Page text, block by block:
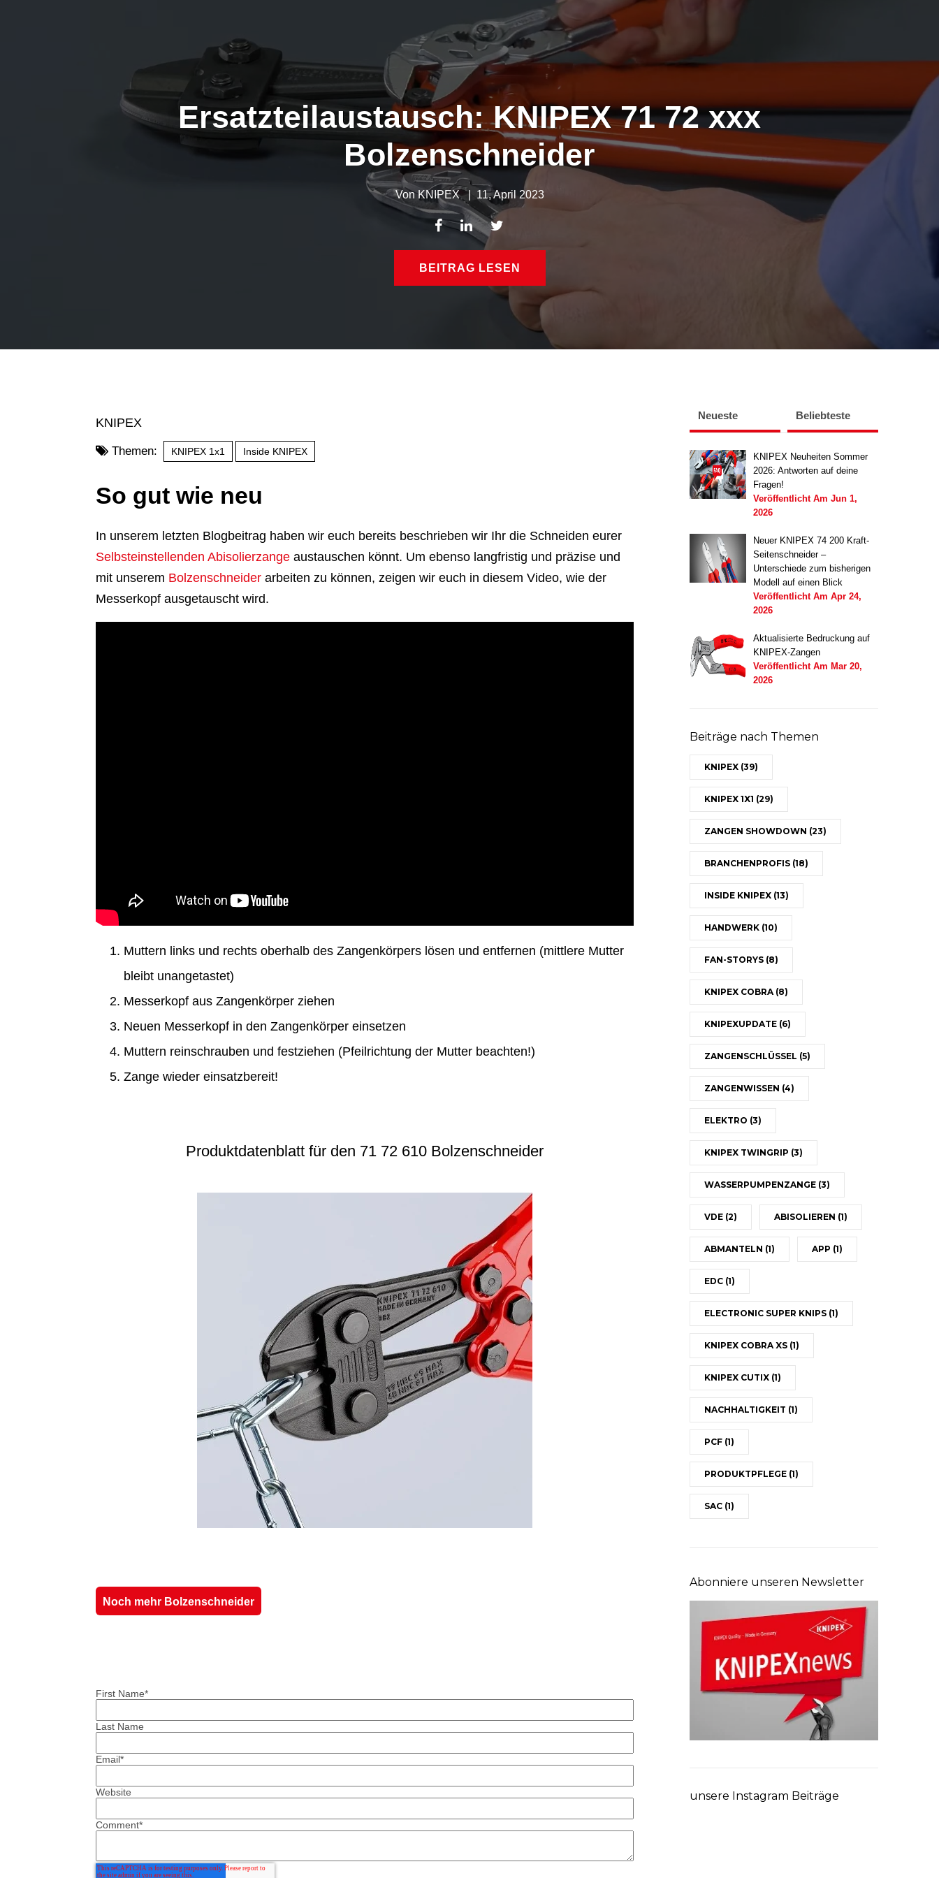
Ersatzteilaustausch: KNIPEX 71 72 xxx
Bolzenschneider
VonKNIPEX| 11, April 2023
BEITRAG LESEN
KNIPEX
Themen: KNIPEX 1x1 Inside KNIPEX
So gut wie neu
In unserem letzten Blogbeitrag haben wir euch bereits beschrieben wir Ihr die Schneiden eurer
Selbsteinstellenden Abisolierzange austauschen könnt. Um ebenso langfristig und präzise und
mit unserem Bolzenschneider arbeiten zu können, zeigen wir euch in diesem Video, wie der
Messerkopf ausgetauscht wird.
Muttern links und rechts oberhalb des Zangenkörpers lösen und entfernen (mittlere Mutter
bleibt unangetastet)
Messerkopf aus Zangenkörper ziehen
Neuen Messerkopf in den Zangenkörper einsetzen
Muttern reinschrauben und festziehen (Pfeilrichtung der Mutter beachten!)
Zange wieder einsatzbereit!
Produktdatenblatt für den 71 72 610 Bolzenschneider
Noch mehr Bolzenschneider
First Name*
Last Name
Email*
Website
Comment*
Neueste Beliebteste
KNIPEX Neuheiten Sommer
2026: Antworten auf deine
Fragen!
Veröffentlicht Am Jun 1,
2026
Neuer KNIPEX 74 200 Kraft-
Seitenschneider –
Unterschiede zum bisherigen
Modell auf einen Blick
Veröffentlicht Am Apr 24,
2026
Aktualisierte Bedruckung auf
KNIPEX-Zangen
Veröffentlicht Am Mar 20,
2026
Beiträge nach Themen
KNIPEX (39)
KNIPEX 1X1 (29)
ZANGEN SHOWDOWN (23)
BRANCHENPROFIS (18)
INSIDE KNIPEX (13)
HANDWERK (10)
FAN-STORYS (8)
KNIPEX COBRA (8)
KNIPEXUPDATE (6)
ZANGENSCHLÜSSEL (5)
ZANGENWISSEN (4)
ELEKTRO (3)
KNIPEX TWINGRIP (3)
WASSERPUMPENZANGE (3)
VDE (2) ABISOLIEREN (1)
ABMANTELN (1) APP (1)
EDC (1)
ELECTRONIC SUPER KNIPS (1)
KNIPEX COBRA XS (1)
KNIPEX CUTIX (1)
NACHHALTIGKEIT (1)
PCF (1)
PRODUKTPFLEGE (1)
SAC (1)
Abonniere unseren Newsletter
unsere Instagram Beiträge